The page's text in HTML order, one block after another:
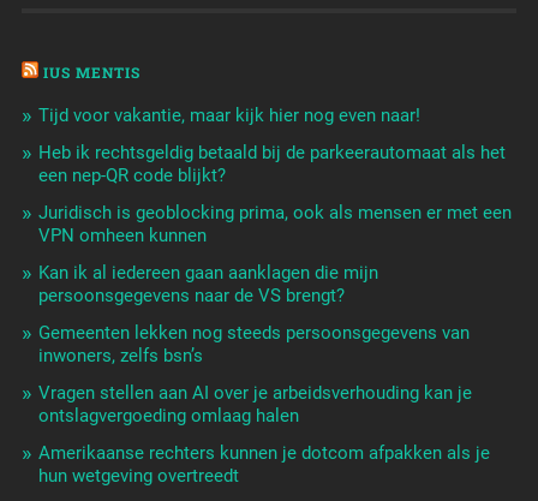
IUS MENTIS
Tijd voor vakantie, maar kijk hier nog even naar!
Heb ik rechtsgeldig betaald bij de parkeerautomaat als het
een nep-QR code blijkt?
Juridisch is geoblocking prima, ook als mensen er met een
VPN omheen kunnen
Kan ik al iedereen gaan aanklagen die mijn
persoonsgegevens naar de VS brengt?
Gemeenten lekken nog steeds persoonsgegevens van
inwoners, zelfs bsn’s
Vragen stellen aan AI over je arbeidsverhouding kan je
ontslagvergoeding omlaag halen
Amerikaanse rechters kunnen je dotcom afpakken als je
hun wetgeving overtreedt